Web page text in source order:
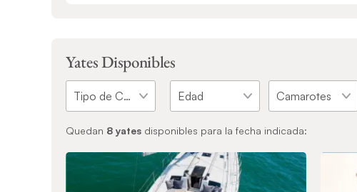
Yates Disponibles
Quedan 8 yates disponibles para la fecha indicada: